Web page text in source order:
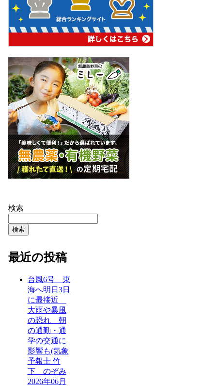
検索
検索
最近の投稿
台風6号 東
海へ明日3日
に最接近
大雨や暴風
の恐れ 朝
の通勤・通
学の交通に
影響も(気象
予報士 竹
下 のぞみ
2026年06月